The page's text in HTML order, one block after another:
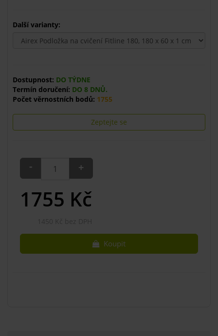
Další varianty:
Dostupnost: DO TÝDNE
Termín doručení: DO 8 DNŮ.
Počet věrnostních bodů: 1755
Zeptejte se
- +
1755 Kč
Koupit